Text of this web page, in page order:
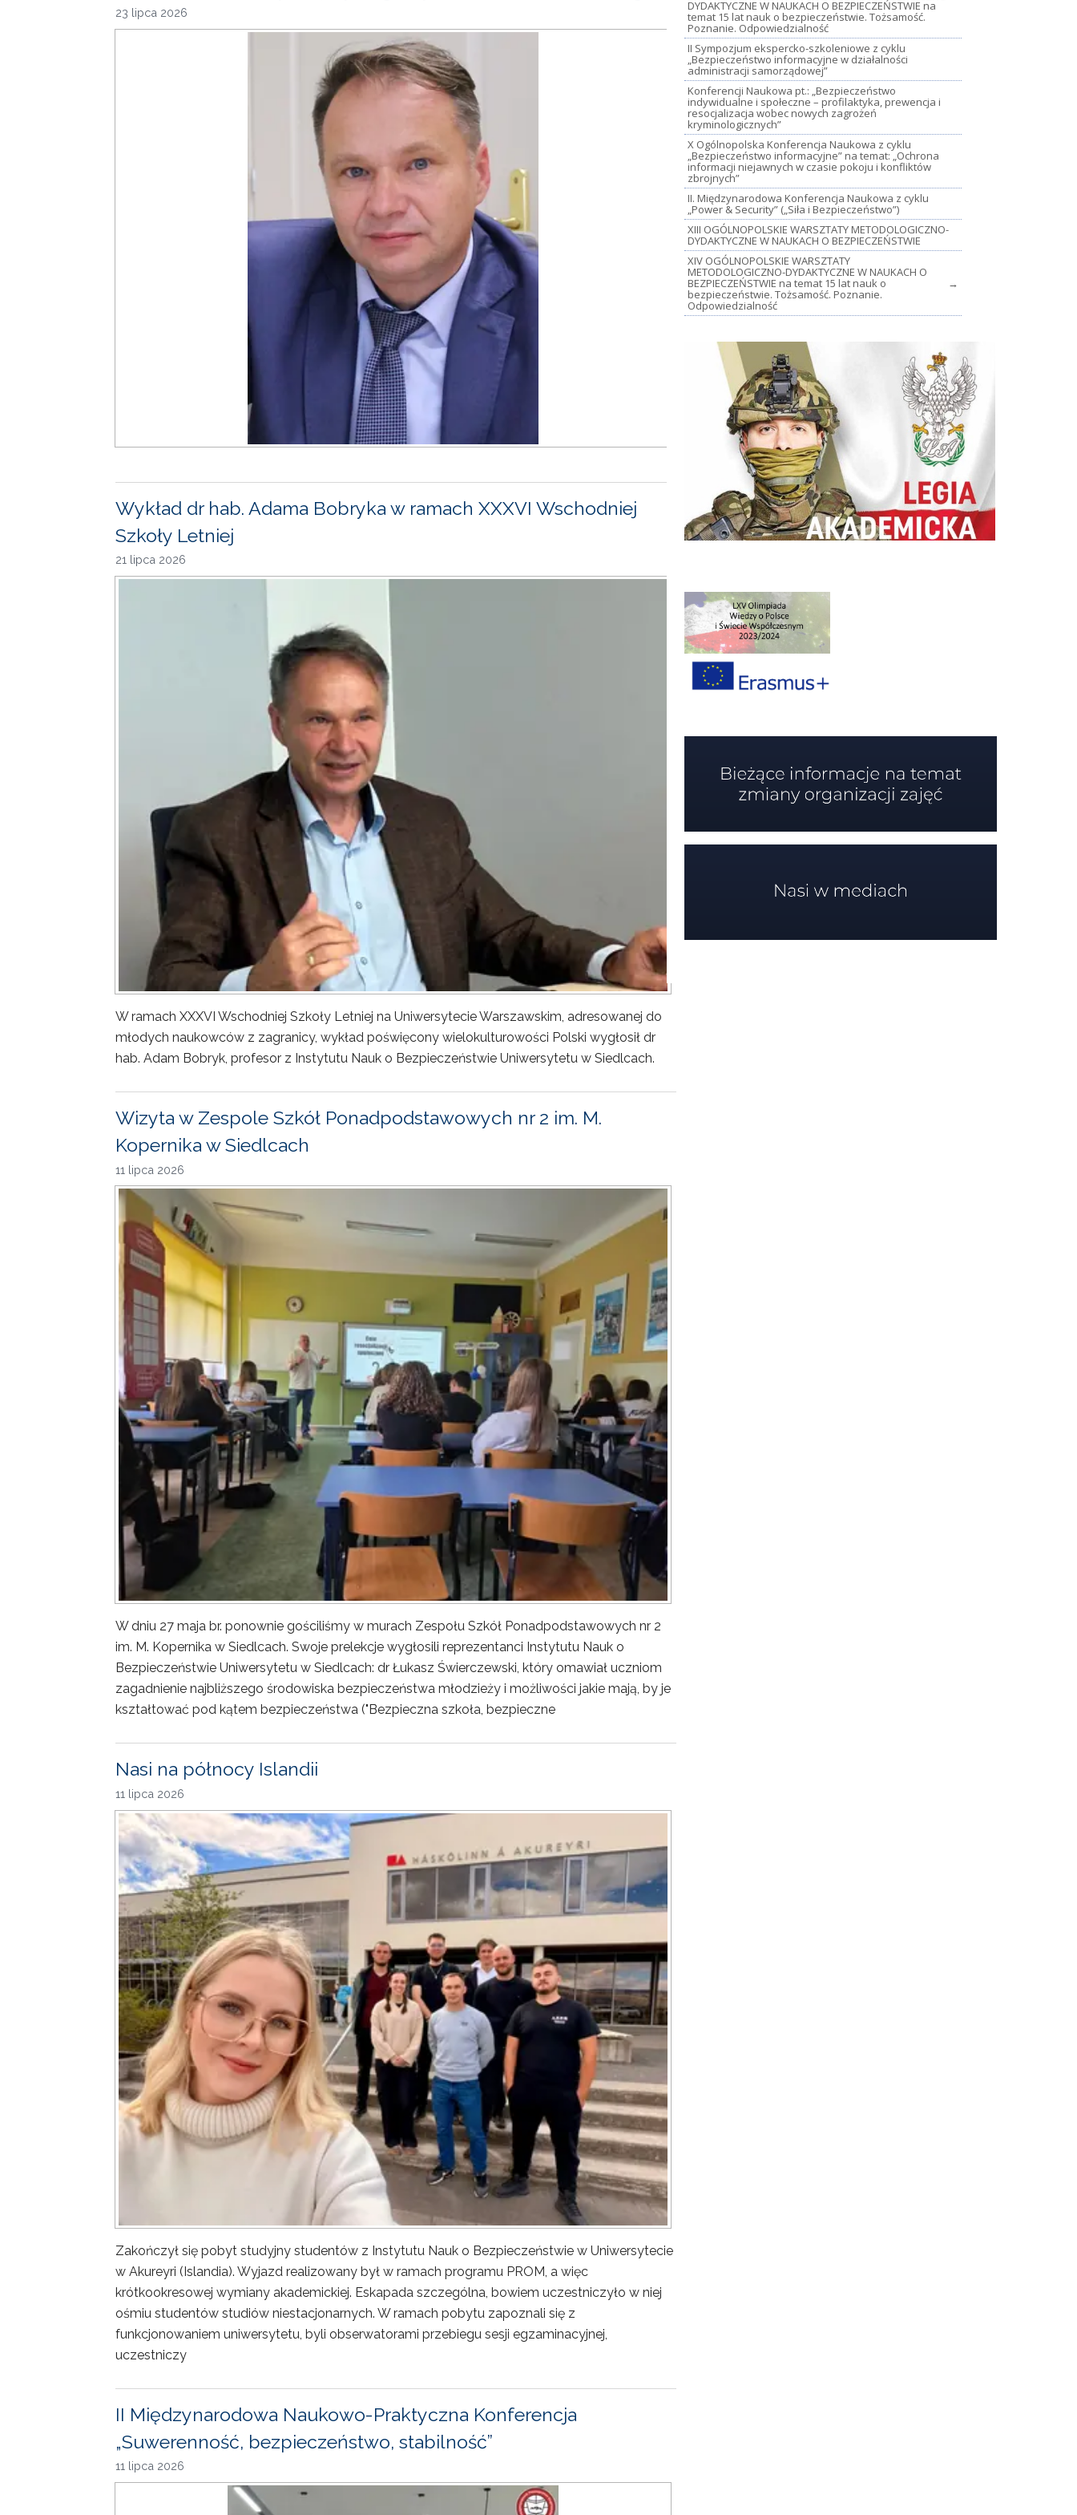
23 lipca 2026
Wykład dr hab. Adama Bobryka w ramach XXXVI Wschodniej
Szkoły Letniej
21 lipca 2026
W ramach XXXVI Wschodniej Szkoły Letniej na Uniwersytecie Warszawskim, adresowanej do
młodych naukowców z zagranicy, wykład poświęcony wielokulturowości Polski wygłosił dr
hab. Adam Bobryk, profesor z Instytutu Nauk o Bezpieczeństwie Uniwersytetu w Siedlcach.
Wizyta w Zespole Szkół Ponadpodstawowych nr 2 im. M.
Kopernika w Siedlcach
11 lipca 2026
W dniu 27 maja br. ponownie gościliśmy w murach Zespołu Szkół Ponadpodstawowych nr 2
im. M. Kopernika w Siedlcach. Swoje prelekcje wygłosili reprezentanci Instytutu Nauk o
Bezpieczeństwie Uniwersytetu w Siedlcach: dr Łukasz Świerczewski, który omawiał uczniom
zagadnienie najbliższego środowiska bezpieczeństwa młodzieży i możliwości jakie mają, by je
kształtować pod kątem bezpieczeństwa ("Bezpieczna szkoła, bezpieczne
Nasi na północy Islandii
11 lipca 2026
Zakończył się pobyt studyjny studentów z Instytutu Nauk o Bezpieczeństwie w Uniwersytecie
w Akureyri (Islandia). Wyjazd realizowany był w ramach programu PROM, a więc
krótkookresowej wymiany akademickiej. Eskapada szczególna, bowiem uczestniczyło w niej
ośmiu studentów studiów niestacjonarnych. W ramach pobytu zapoznali się z
funkcjonowaniem uniwersytetu, byli obserwatorami przebiegu sesji egzaminacyjnej,
uczestniczy
II Międzynarodowa Naukowo-Praktyczna Konferencja
„Suwerenność, bezpieczeństwo, stabilność”
11 lipca 2026
DYDAKTYCZNE W NAUKACH O BEZPIECZEŃSTWIE na
temat 15 lat nauk o bezpieczeństwie. Tożsamość.
Poznanie. Odpowiedzialność
II Sympozjum ekspercko-szkoleniowe z cyklu
„Bezpieczeństwo informacyjne w działalności
administracji samorządowej”
Konferencji Naukowa pt.: „Bezpieczeństwo
indywidualne i społeczne – profilaktyka, prewencja i
resocjalizacja wobec nowych zagrożeń
kryminologicznych”
X Ogólnopolska Konferencja Naukowa z cyklu
„Bezpieczeństwo informacyjne” na temat: „Ochrona
informacji niejawnych w czasie pokoju i konfliktów
zbrojnych”
II. Międzynarodowa Konferencja Naukowa z cyklu
„Power & Security” („Siła i Bezpieczeństwo”)
XIII OGÓLNOPOLSKIE WARSZTATY METODOLOGICZNO-
DYDAKTYCZNE W NAUKACH O BEZPIECZEŃSTWIE
XIV OGÓLNOPOLSKIE WARSZTATY
METODOLOGICZNO-DYDAKTYCZNE W NAUKACH O
BEZPIECZEŃSTWIE na temat 15 lat nauk o
bezpieczeństwie. Tożsamość. Poznanie.
Odpowiedzialność
→